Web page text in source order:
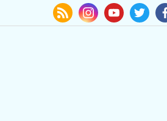
facebook
twitter
youtube
instagram
rss feed